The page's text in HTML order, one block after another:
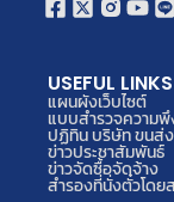
USEFUL LINKS
แผนผังเว็บไซต์
แบบสำรวจความ
ปฏิทิน บริษัท ขนส่
ข่าวประชาสัมพันธ์
ข่าวจัดซื้อจัดจ้าง
สำรองที่นั่งตั๋วโดย